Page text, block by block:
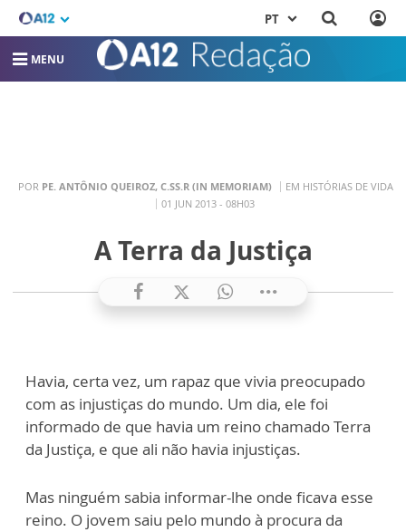
PT
MENU
POR PE. ANTÔNIO QUEIROZ, C.SS.R (IN MEMORIAM)
EM HISTÓRIAS DE VIDA
01 JUN 2013 - 08H03
A Terra da Justiça
Havia, certa vez, um rapaz que vivia preocupado
com as injustiças do mundo. Um dia, ele foi
informado de que havia um reino chamado Terra
da Justiça, e que ali não havia injustiças.
Mas ninguém sabia informar-lhe onde ficava esse
reino. O jovem saiu pelo mundo à procura da